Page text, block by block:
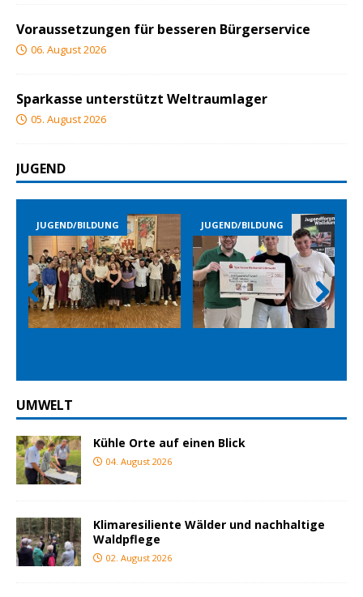
Voraussetzungen für besseren Bürgerservice
06. August 2026
Sparkasse unterstützt Weltraumlager
05. August 2026
JUGEND
JUGEND/BILDUNG JUGEND/BILDUNG
Prev
ious
Nex
t
UMWELT
Kühle Orte auf einen Blick
04. August 2026
Klimaresiliente Wälder und nachhaltige
Waldpflege
02. August 2026